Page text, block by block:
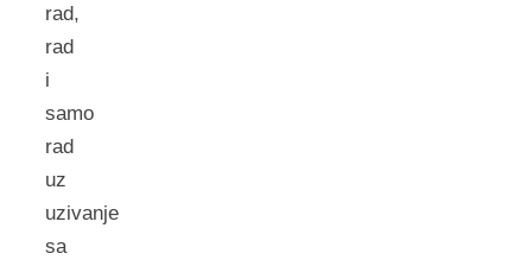
rad,
rad
i
samo
rad
uz
uzivanje
sa